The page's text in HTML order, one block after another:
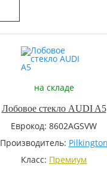
на складе
Лобовое стекло AUDI A5
Еврокод: 8602AGSVW
Производитель: Pilkington
Класс: Премиум